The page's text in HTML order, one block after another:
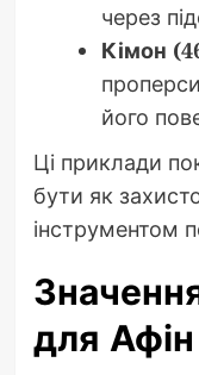
через
Кімон
його
Ці приклади
бути як
інструментом
для Афін